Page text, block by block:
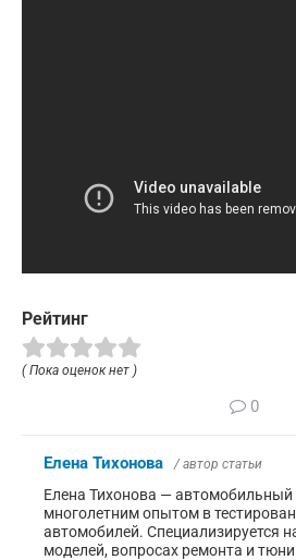
Рейтинг
( Пока оценок нет )
0
Елена Тихонова / автор статьи
Елена Тихонова — автомобильный
многолетним опытом в
автомобилей. Специализируется
моделей, вопросах ремонта и